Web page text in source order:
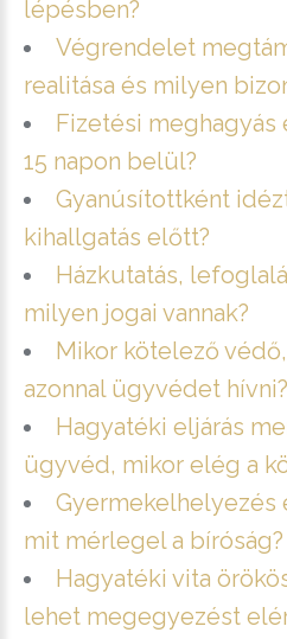
lépésben?
Végrendelet
realitása és milyen
Fizetési
15 napon belül?
Gyanúsítottként
kihallgatás előtt?
Házkutatás,
milyen jogai vannak?
Mikor kötelező
azonnal ügyvédet hívni?
Hagyatéki eljárás
ügyvéd, mikor elég a
Gyermekelhelyezés
mit mérlegel a bíróság?
Hagyatéki vita
lehet megegyezést